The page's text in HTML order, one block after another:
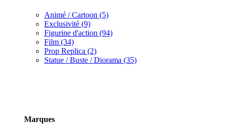
Animé / Cartoon (5)
Exclusivité (9)
Figurine d'action (94)
Film (34)
Prop Replica (2)
Statue / Buste / Diorama (35)
Marques